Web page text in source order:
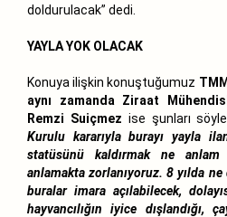
doldurulacak” dedi.
YAYLA YOK OLACAK
Konuya ilişkin konuştuğumuz
aynı zamanda Ziraat
Remzi Suiçmez ise şunları
Kurulu kararıyla burayı yayla
statüsünü kaldırmak ne
anlamakta zorlanıyoruz. 8 yılda
buralar imara açılabilecek,
hayvancılığın iyice dışlandığı,